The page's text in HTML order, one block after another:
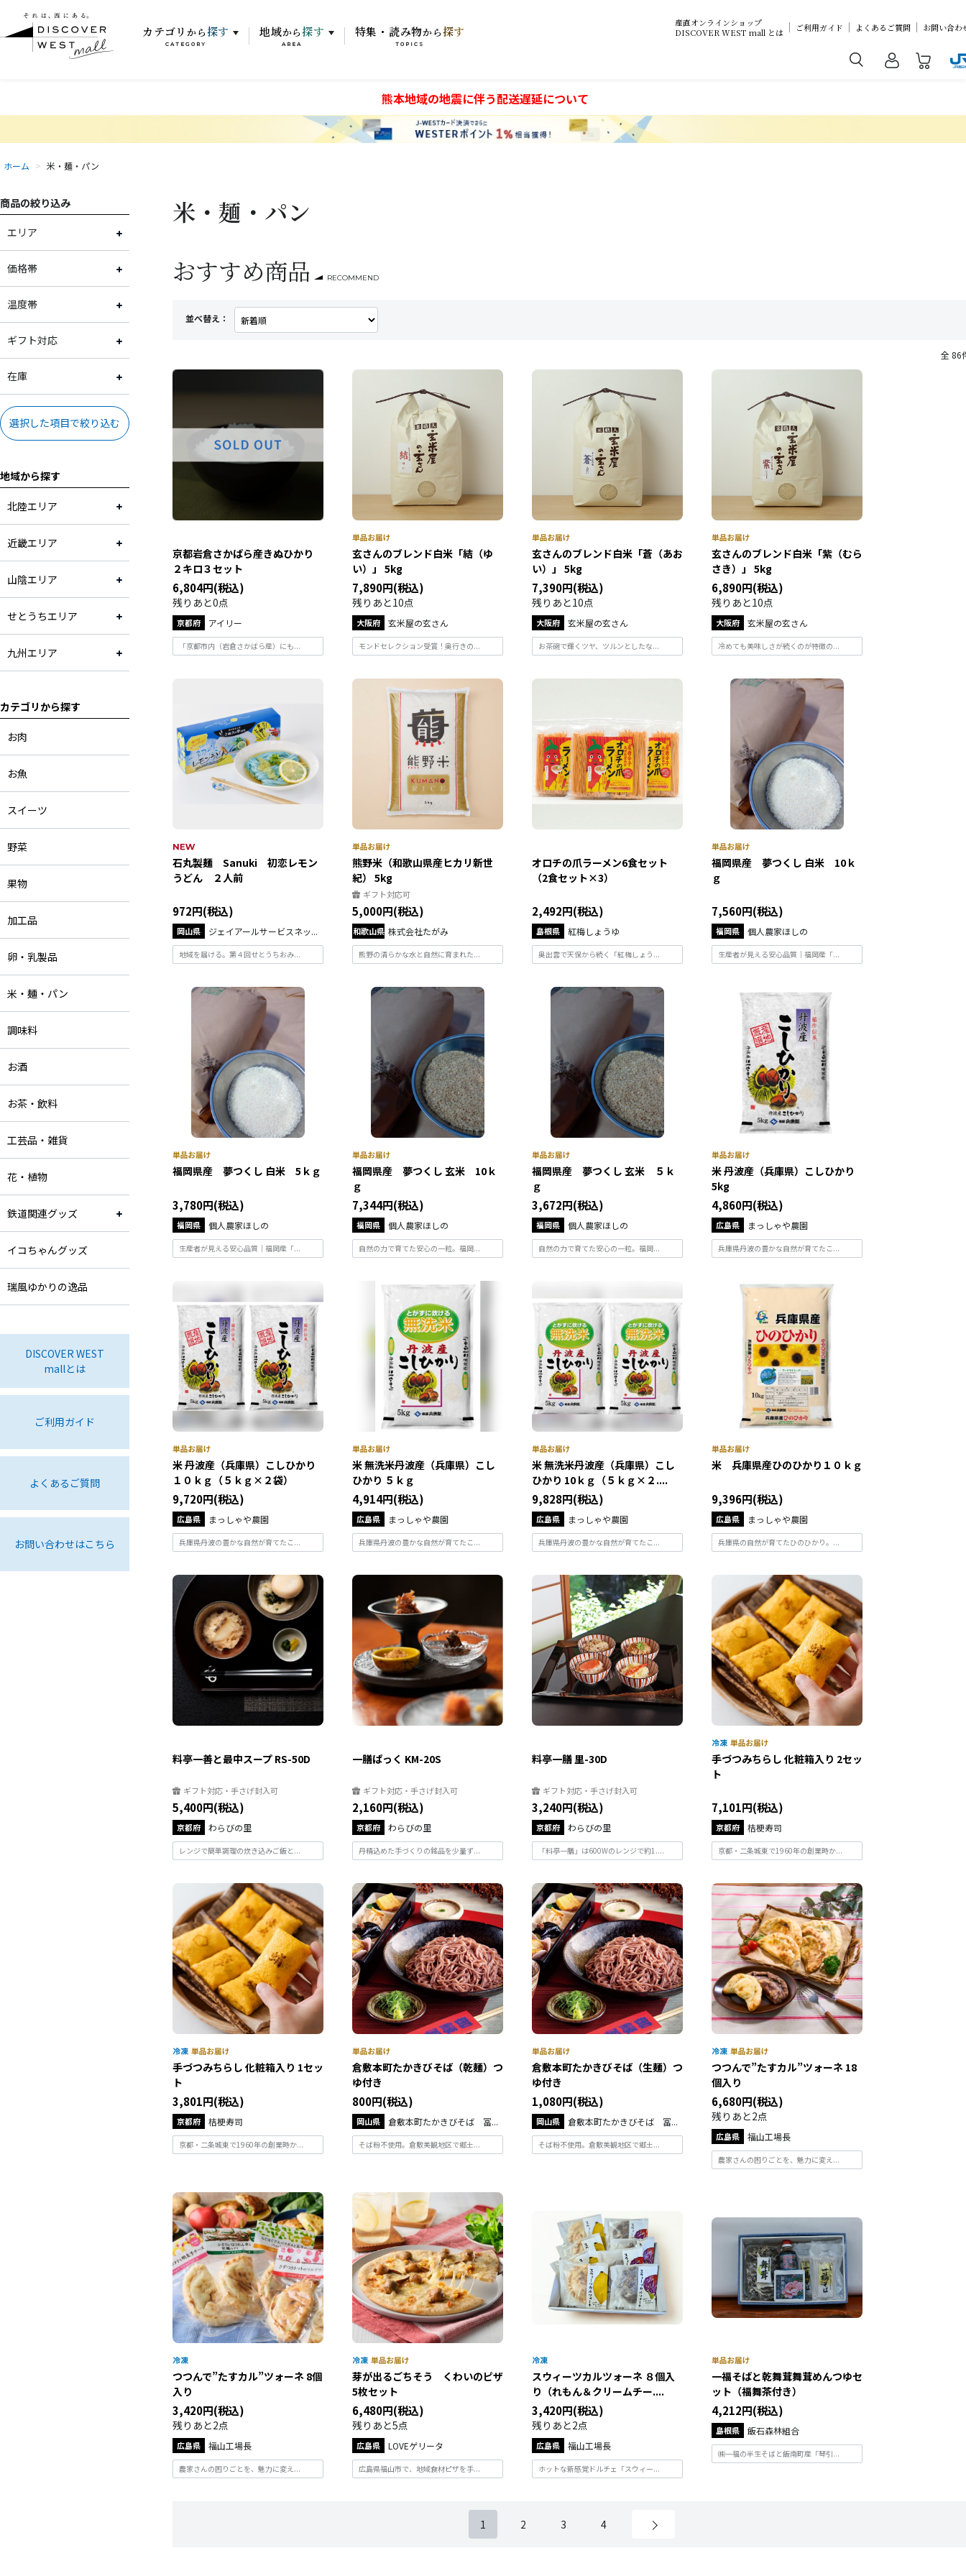
カテゴリ から 探す
CATEGORY
地域から 探す
AREA
特集・読み物から 探す
TOPICS
産直オンラインショップ
DISCOVER WEST mall とは
ご利用ガイド よくあるご質問 お問い合わ
熊本地域の地震に伴う配送遅延について
ホーム > 米・麺・パン
商品の絞り込み
エリア
富山県
福井県
大阪府
兵庫県
奈良県
鳥取県
価格帯
～2,000円
2,001円～3,000円
3,001円～4,000円
4,001円～5,000円
10,001円～
温度帯
常温
冷蔵
冷凍
ギフト対応
ギフト対応可
ギフト対応不可
在庫
在庫あり
選択した項目で絞り込む
地域から探す
北陸エリア
近畿エリア
山陰エリア
せとうちエリア
九州エリア
カテゴリから探す
お肉
お魚
スイーツ
野菜
果物
加工品
卵・乳製品
米・麺・パン
調味料
お酒
お茶・飲料
工芸品・雑貨
花・植物
鉄道関連グッズ
イコちゃんグッズ
瑞風ゆかりの逸品
DISCOVER WEST
mallとは
ご利用ガイド
よくあるご質問
お問い合わせはこちら
米・麺・パン
おすすめ商品
RECOMMEND
並べ替え：
全 86
京都岩倉さかばら産きぬひかり
２キロ３セット
6,804円(税込)
残りあと0点
京都府 アイリー
「京都市内（岩倉さかばら産）にも...
玄さんのブレンド白米「結（ゆ
い）」 5kg
7,890円(税込)
残りあと10点
大阪府 玄米屋の玄さん
モンドセレクション受賞！奥行きの...
玄さんのブレンド白米「蒼（あお
い）」 5kg
7,390円(税込)
残りあと10点
大阪府 玄米屋の玄さん
お茶碗で輝くツヤ、ツルンとしたな...
玄さんのブレンド白米「紫（むら
さき）」 5kg
6,890円(税込)
残りあと10点
大阪府 玄米屋の玄さん
冷めても美味しさが続くのが特徴の...
石丸製麺 Sanuki 初恋レモン
うどん ２人前
972円(税込)
岡山県 ジェイアールサービスネッ...
地域を届ける。第４回せとうちおみ...
熊野米（和歌山県産ヒカリ新世
紀） 5kg
ギフト対応可
5,000円(税込)
和歌山県 株式会社たがみ
熊野の清らかな水と自然に育まれた...
オロチの爪ラーメン6食セット
（2食セット×3）
2,492円(税込)
島根県 紅梅しょうゆ
奥出雲で天保から続く「紅梅しょう...
福岡県産 夢つくし 白米 10ｋ
ｇ
7,560円(税込)
福岡県 個人農家ほしの
生産者が見える安心品質｜福岡産「...
福岡県産 夢つくし 白米 5ｋｇ
3,780円(税込)
福岡県 個人農家ほしの
生産者が見える安心品質｜福岡産「...
福岡県産 夢つくし 玄米 10ｋ
ｇ
7,344円(税込)
福岡県 個人農家ほしの
自然の力で育てた安心の一粒。福岡...
福岡県産 夢つくし 玄米 ５ｋ
ｇ
3,672円(税込)
福岡県 個人農家ほしの
自然の力で育てた安心の一粒。福岡...
米 丹波産（兵庫県）こしひかり
5kg
4,860円(税込)
広島県 まっしゃや農園
兵庫県丹波の豊かな自然が育てたこ...
米 丹波産（兵庫県）こしひかり
１０ｋｇ（５ｋｇ×２袋）
9,720円(税込)
広島県 まっしゃや農園
兵庫県丹波の豊かな自然が育てたこ...
米 無洗米丹波産（兵庫県）こし
ひかり ５ｋｇ
4,914円(税込)
広島県 まっしゃや農園
兵庫県丹波の豊かな自然が育てたこ...
米 無洗米丹波産（兵庫県）こし
ひかり 10ｋｇ（５ｋｇ×２....
9,828円(税込)
広島県 まっしゃや農園
兵庫県丹波の豊かな自然が育てたこ...
米 兵庫県産ひのひかり１０ｋｇ
9,396円(税込)
広島県 まっしゃや農園
兵庫県の自然が育てたひのひかり。...
料亭一善と最中スープ RS-50D
ギフト対応・手さげ封入可
5,400円(税込)
京都府 わらびの里
レンジで簡単調理の炊き込みご飯と...
一膳ぱっく KM-20S
ギフト対応・手さげ封入可
2,160円(税込)
京都府 わらびの里
丹精込めた手づくりの銘品を少量ず...
料亭一膳 里-30D
ギフト対応・手さげ封入可
3,240円(税込)
京都府 わらびの里
「料亭一膳」は600Wのレンジで約1....
手づつみちらし 化粧箱入り 2セッ
ト
7,101円(税込)
京都府 桔梗寿司
京都・二条城東で1960年の創業時か...
手づつみちらし 化粧箱入り 1セッ
ト
3,801円(税込)
京都府 桔梗寿司
京都・二条城東で1960年の創業時か...
倉敷本町たかきびそば（乾麺）つ
ゆ付き
800円(税込)
岡山県 倉敷本町たかきびそば 冨...
そば粉不使用。倉敷美観地区で郷土...
倉敷本町たかきびそば（生麺）つ
ゆ付き
1,080円(税込)
岡山県 倉敷本町たかきびそば 冨...
そば粉不使用。倉敷美観地区で郷土...
つつんで”たすカル”ツォーネ 18
個入り
6,680円(税込)
残りあと2点
広島県 福山工場長
農家さんの困りごとを、魅力に変え...
つつんで”たすカル”ツォーネ 8個
入り
3,420円(税込)
残りあと2点
広島県 福山工場長
農家さんの困りごとを、魅力に変え...
芽が出るごちそう くわいのピザ
5枚セット
6,480円(税込)
残りあと5点
広島県 LOVEゲリータ
広島県福山市で、地域食材ピザを手...
スウィーツカルツォーネ ８個入
り（れもん＆クリームチー....
3,420円(税込)
残りあと2点
広島県 福山工場長
ホットな新感覚ドルチェ「スウィー...
一福そばと乾舞茸舞茸めんつゆセ
ット（福舞茶付き）
4,212円(税込)
島根県 飯石森林組合
㈱一福の半生そばと飯南町産「琴引...
1 2 3 4